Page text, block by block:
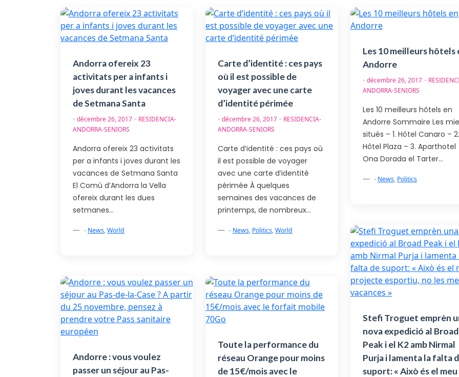
Andorra ofereix 23
activitats per a infants i
joves durant les vacances
de Setmana Santa
- décembre 26, 2017 - RESIDENCIA-
ANDORRA-SENIORS
Andorra ofereix 23 activitats
per a infants i joves durant les
vacances de Setmana Santa
El Comú d’Andorra la Vella
ofereix durant les dues
setmanes…
- News,World
Carte d’identité : ces pays
où il est possible de
voyager avec une carte
d’identité périmée
- décembre 26, 2017- RESIDENCIA-
ANDORRA-SENIORS
Carte d’identité : ces pays où
il est possible de voyager
avec une carte d’identité
périmée À quelques
semaines des vacances de
printemps, de nombreux…
- News, Politics,World
Les 10 meilleurs hôtels
Andorre
- décembre 26, 2017-
ANDORRA-SENIORS
Les 10 meilleurs hôtels en
Andorre Sommaire Les
situés – 1. Hôtel Canaro – 2.
Hôtel Plaza – 3. Aparthotel
Ona Dorada el Tarter…
- News, Politics
Stefi Troguet emprèn
nova expedició al Broad
Peak i el K2 amb Nirmal
Purja i lamenta la falta
suport: « Això és el meu
Andorre : vous voulez
passer un séjour au Pas-
Toute la performance du
réseau Orange pour moins
de 15€/mois avec le